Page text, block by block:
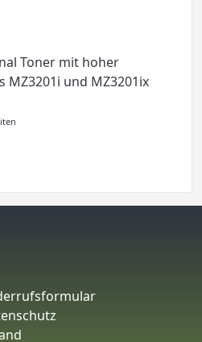
Toner mit hoher
MZ3201i und MZ3201ix